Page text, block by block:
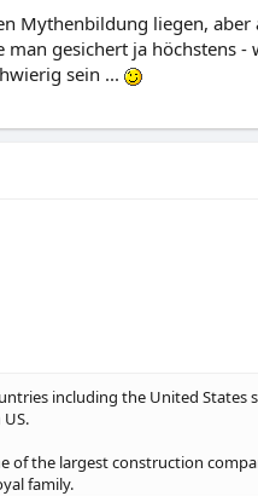
Mythenbildung liegen, aber
gesichert ja höchstens -
sein ...
including the United States
of the largest construction
family.